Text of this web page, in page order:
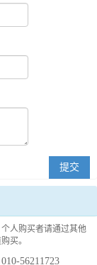
人购买者请通过其他
买。
56211723